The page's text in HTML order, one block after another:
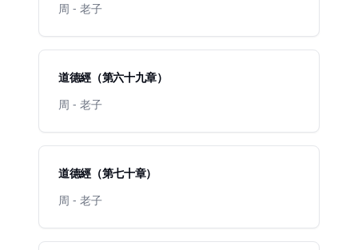
周 - 老子
道德經（第六十九章）
周 - 老子
道德經（第七十章）
周 - 老子